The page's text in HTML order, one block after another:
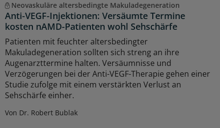
Neovaskuläre altersbedingte Makuladegeneration
Anti-VEGF-Injektionen: Versäumte Termine
kosten nAMD-Patienten wohl Sehschärfe
Patienten mit feuchter altersbedingter
Makuladegeneration sollten sich streng an ihre
Augenarzttermine halten. Versäumnisse und
Verzögerungen bei der Anti-VEGF-Therapie gehen einer
Studie zufolge mit einem verstärkten Verlust an
Sehschärfe einher.
Von Dr. Robert Bublak